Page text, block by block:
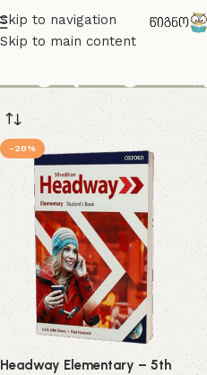
Skip to navigation
Skip to main content
-20%
Headway Elementary – 5th